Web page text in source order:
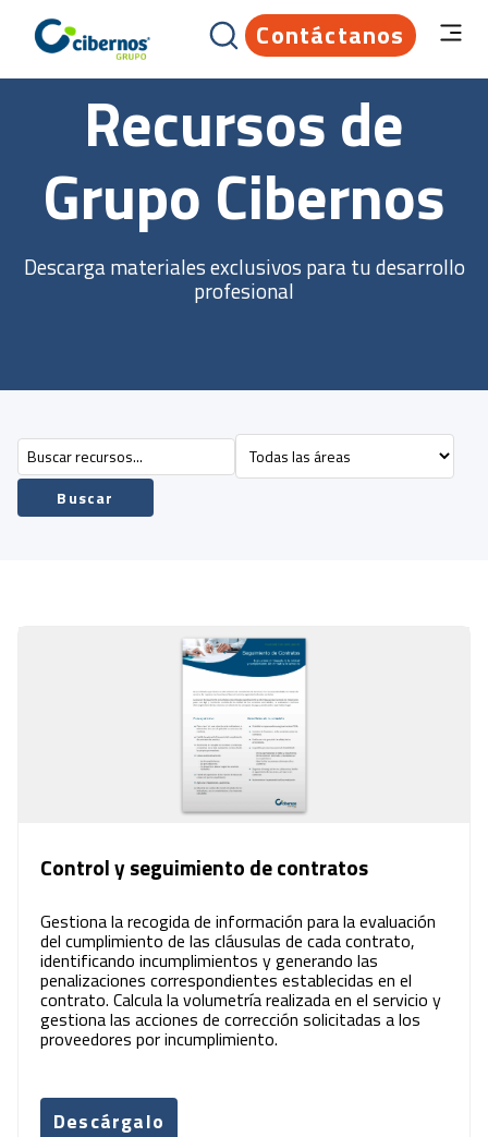
Contáctanos
Recursos de
Grupo Cibernos
Descarga materiales exclusivos para tu desarrollo
profesional
Buscar
Control y seguimiento de contratos
Gestiona la recogida de información para la evaluación
del cumplimiento de las cláusulas de cada contrato,
identificando incumplimientos y generando las
penalizaciones correspondientes establecidas en el
contrato. Calcula la volumetría realizada en el servicio y
gestiona las acciones de corrección solicitadas a los
proveedores por incumplimiento.
Descárgalo